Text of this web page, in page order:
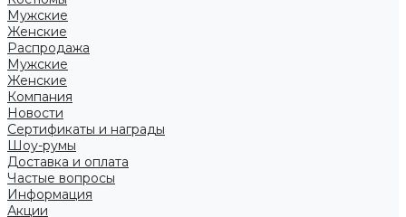
Мужские
Женские
Распродажа
Мужские
Женские
Компания
Новости
Сертификаты и награды
Шоу-румы
Доставка и оплата
Частые вопросы
Информация
Акции